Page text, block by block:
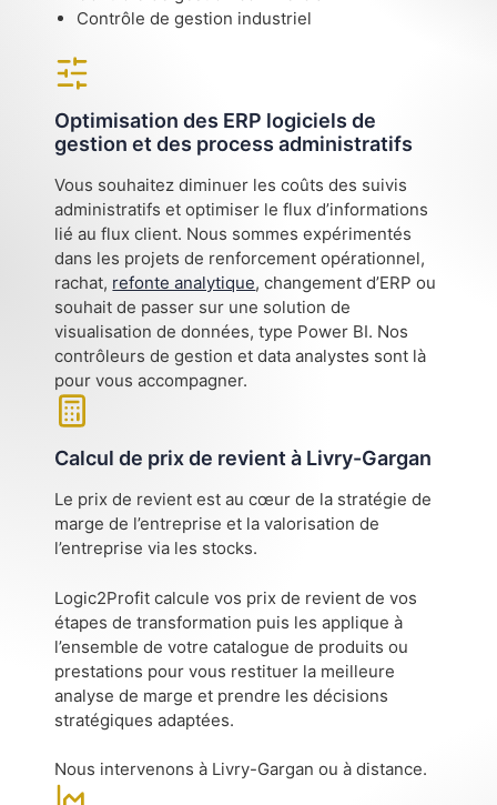
Contrôle de gestion industriel
Optimisation des ERP logiciels de
gestion et des process administratifs
Vous souhaitez diminuer les coûts des suivis
administratifs et optimiser le flux d’informations
lié au flux client. Nous sommes expérimentés
dans les projets de renforcement opérationnel,
rachat, refonte analytique, changement d’ERP ou
souhait de passer sur une solution de
visualisation de données, type Power BI. Nos
contrôleurs de gestion et data analystes sont là
pour vous accompagner.
Calcul de prix de revient à Livry-Gargan
Le prix de revient est au cœur de la stratégie de
marge de l’entreprise et la valorisation de
l’entreprise via les stocks.
Logic2Profit calcule vos prix de revient de vos
étapes de transformation puis les applique à
l’ensemble de votre catalogue de produits ou
prestations pour vous restituer la meilleure
analyse de marge et prendre les décisions
stratégiques adaptées.
Nous intervenons à Livry-Gargan ou à distance.